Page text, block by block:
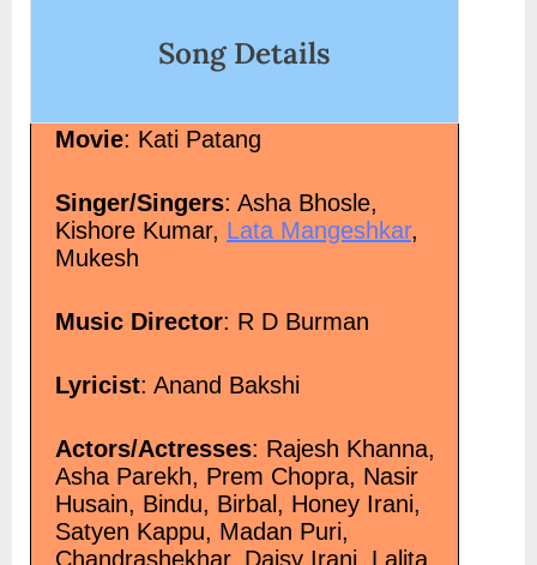
Song Details
Movie: Kati Patang
Singer/Singers: Asha Bhosle,
Kishore Kumar, Lata Mangeshkar,
Mukesh
Music Director: R D Burman
Lyricist: Anand Bakshi
Actors/Actresses: Rajesh Khanna,
Asha Parekh, Prem Chopra, Nasir
Husain, Bindu, Birbal, Honey Irani,
Satyen Kappu, Madan Puri,
Chandrashekhar, Daisy Irani, Lalita